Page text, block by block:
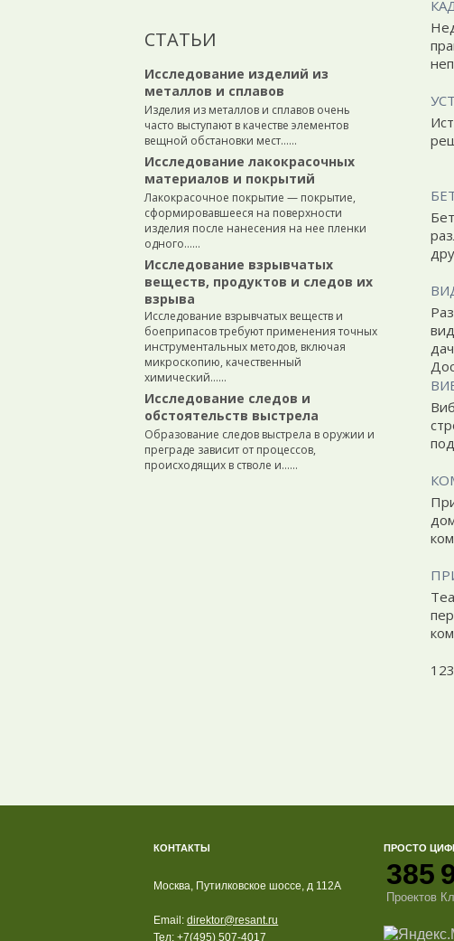
СТАТЬИ
Исследование изделий из
металлов и сплавов
Изделия из металлов и сплавов очень
часто выступают в качестве элементов
вещной обстановки мест…...
Исследование лакокрасочных
материалов и покрытий
Лакокрасочное покрытие — покрытие,
сформировавшееся на поверхности
изделия после нанесения на нее пленки
одного…...
Исследование взрывчатых
веществ, продуктов и следов их
взрыва
Исследование взрывчатых веществ и
боеприпасов требуют применения точных
инструментальных методов, включая
микроскопию, качественный
химический…...
Исследование следов и
обстоятельств выстрела
Образование следов выстрела в оружии и
преграде зависит от процессов,
происходящих в стволе и…...
1 23
КОНТАКТЫ
Москва, Путилковское шоссе, д 112А
Email: direktor@resant.ru
Тел: +7(495) 507-4017
ПРОСТО
385
Проектов